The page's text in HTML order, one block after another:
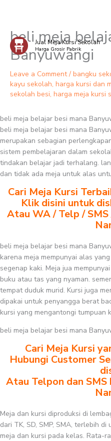
Skip
content
Jual Meja Kursi Sekolah
Harga Grosir Pabrik
beli meja
Banyuwangi
Leave a Comment / bangku
kayu sekolah, harga kursi dan
sekolah besi, harga meja kursi
beli meja belajar besi mana
beli meja belajar besi mana
merupakan sebagian
sistem pembelajaran dalam
tindakan belajar jadi terhalang.
dan tidak ada meja untuk alas
Cari Meja Kursi
Klik disini untuk
Atau WA / Telp /
beli meja belajar besi mana
karena meja mempunyai alas
segenap kaki. Meja jua
buku atau tas yang nyaman.
tempat duduk murid. Kursi juga
dipakai untuk penyangga berat
kursi yang mengantongi tumpuan
beli meja belajar besi mana
Cari Meja Kursi
Hubungi Customer
Atau Telpon dan
Meja dan kursi diproduksi di
dari TK, SD, SMP, SMA, terlebih
meja dan kursi pada kelas. Rata-